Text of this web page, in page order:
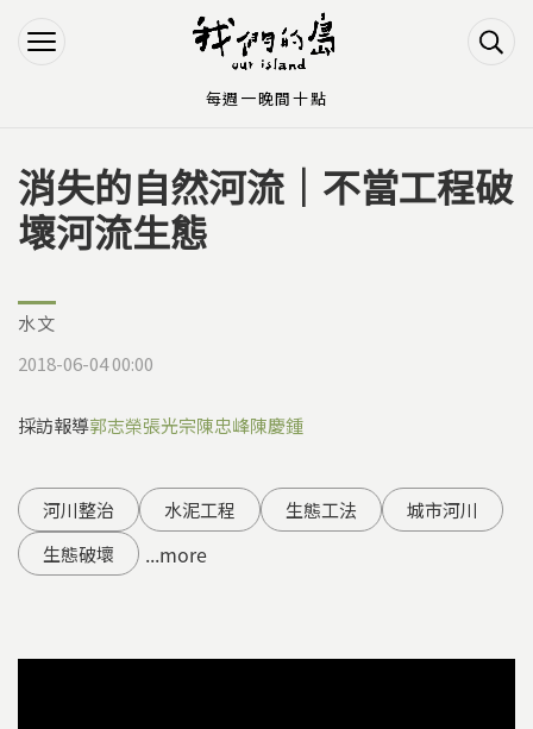
Jump to Navigation
Jump to Main content
您在這裡
消失的自然河流｜不當工程破
壞河流生態
水文
2018-06-04 00:00
採訪報導郭志榮張光宗陳忠峰陳慶鍾
河川整治 水泥工程 生態工法
城市河川
生態破壞
...more
每週一晚間十點